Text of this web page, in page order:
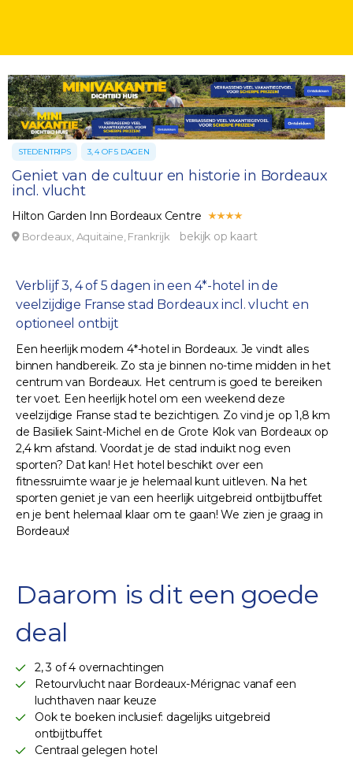
STEDENTRIPS 3, 4 OF 5 DAGEN
Geniet van de cultuur en historie in Bordeaux
incl. vlucht
Hilton Garden Inn Bordeaux Centre
Bordeaux, Aquitaine, Frankrijk bekijk op kaart
Verblijf 3, 4 of 5 dagen in een 4*-hotel in de
veelzijdige Franse stad Bordeaux incl. vlucht en
optioneel ontbijt
Een heerlijk modern 4*-hotel in Bordeaux. Je vindt alles
binnen handbereik. Zo sta je binnen no-time midden in het
centrum van Bordeaux. Het centrum is goed te bereiken
ter voet. Een heerlijk hotel om een weekend deze
veelzijdige Franse stad te bezichtigen. Zo vind je op 1,8 km
de Basiliek Saint-Michel en de Grote Klok van Bordeaux op
2,4 km afstand. Voordat je de stad induikt nog even
sporten? Dat kan! Het hotel beschikt over een
fitnessruimte waar je je helemaal kunt uitleven. Na het
sporten geniet je van een heerlijk uitgebreid ontbijtbuffet
en je bent helemaal klaar om te gaan! We zien je graag in
Bordeaux!
Daarom is dit een goede
deal
2, 3 of 4 overnachtingen
Retourvlucht naar Bordeaux-Mérignac vanaf een
luchthaven naar keuze
Ook te boeken inclusief: dagelijks uitgebreid
ontbijtbuffet
Centraal gelegen hotel